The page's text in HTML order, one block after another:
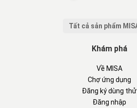
Khám phá
Về MISA
Chợ ứng dụng
Đăng ký dùng thử
Đăng nhập